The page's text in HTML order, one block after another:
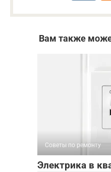
Вам также
Советы по ремонту
Электрика в